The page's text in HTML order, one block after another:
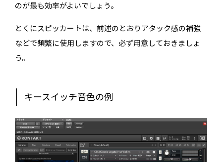
のが最も効率がよいでしょう。
とくにスピッカートは、前述のとおりアタック感の補強
などで頻繁に使用しますので、必ず用意しておきましょ
う。
キースイッチ音色の例